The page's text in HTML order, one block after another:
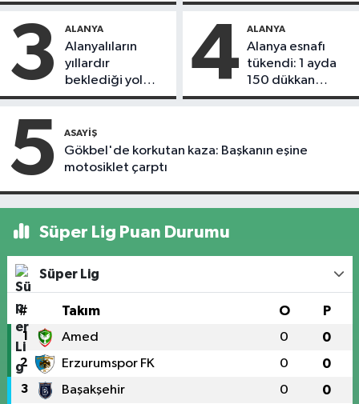
3 ALANYA
Alanyalıların
yıllardır
beklediği yol
askıdan döndü
4 ALANYA
Alanya esnafı
tükendi: 1 ayda
150 dükkan
kapandı
5 ASAYIŞ
Gökbel'de korkutan kaza: Başkanın eşine
motosiklet çarptı
Süper Lig Puan Durumu
Süper Lig
# Takım O P
1 Amed 0 0
2 Erzurumspor FK 0 0
3 Başakşehir 0 0